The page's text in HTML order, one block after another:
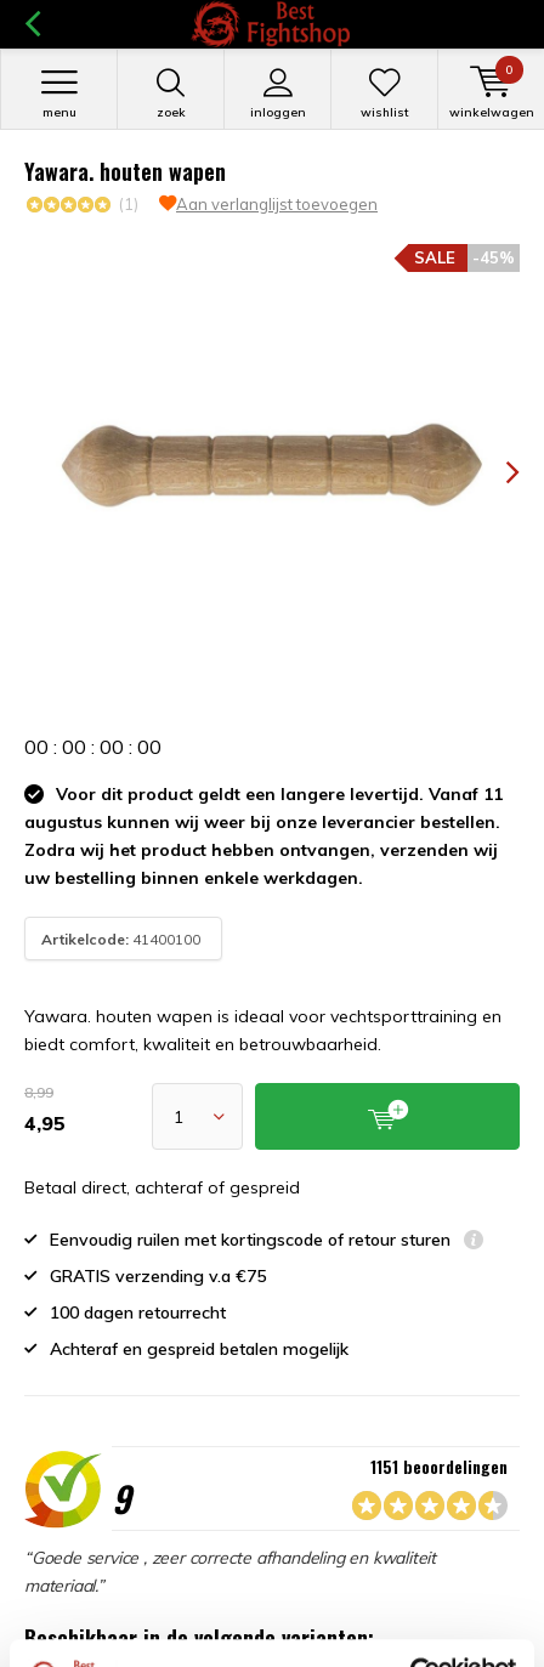
zoek inloggen
menu wishlist winkelwagen
0
Yawara. houten wapen
(1) Aan verlanglijst toevoegen
-45%
SALE
00 : 00 : 00 : 00
Voor dit product geldt een langere levertijd. Vanaf 11
augustus kunnen wij weer bij onze leverancier bestellen.
Zodra wij het product hebben ontvangen, verzenden wij
uw bestelling binnen enkele werkdagen.
Artikelcode: 41400100
Yawara. houten wapen is ideaal voor vechtsporttraining en
biedt comfort, kwaliteit en betrouwbaarheid.
8,99
4,95
Betaal direct, achteraf of gespreid
Eenvoudig ruilen met kortingscode of retour sturen
GRATIS verzending v.a €75
100 dagen retourrecht
Achteraf en gespreid betalen mogelijk
9
1151 beoordelingen
“Goede service , zeer correcte afhandeling en kwaliteit
materiaal.”
Beschikbaar in de volgende varianten: